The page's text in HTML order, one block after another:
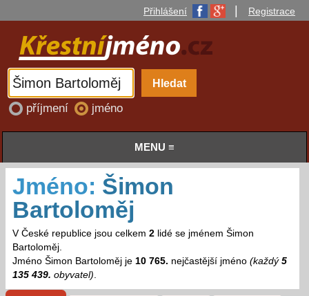
Přihlášení Registrace
příjmení jméno
MENU ≡
Jméno: Šimon
Bartoloměj
V České republice jsou celkem 2lidé se jménem Šimon
Bartoloměj.
Jméno Šimon Bartoloměj je 10 765. nejčastější jméno (každý 5
135 439. obyvatel).